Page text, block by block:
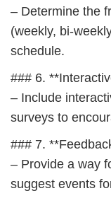
– Determine the
(weekly, bi-
schedule.
### 6.
– Include
surveys to
### 7.
– Provide a way
suggest events